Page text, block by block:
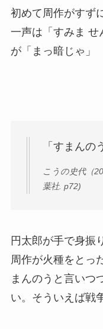
初めて周作がすず
一声は「すみま せ
が「まっ暗じゃ」
「すまんの
こうの史代（
葉社. p72)
円太郎が手で身振
周作が火種をとっ
まんのうと言いつ
い。そういえば戦